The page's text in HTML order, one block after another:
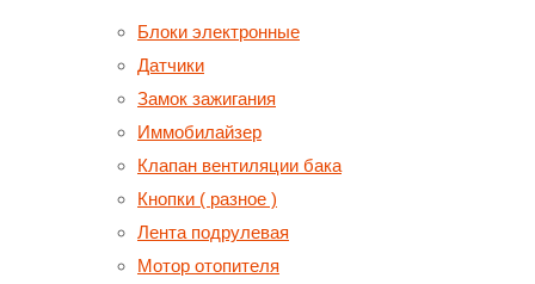
Блоки электронные
Датчики
Замок зажигания
Иммобилайзер
Клапан вентиляции бака
Кнопки ( разное )
Лента подрулевая
Мотор отопителя